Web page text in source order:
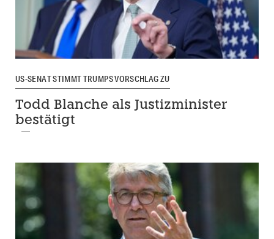
US-SENAT STIMMT TRUMPS VORSCHLAG ZU
Todd Blanche als Justizminister
bestätigt